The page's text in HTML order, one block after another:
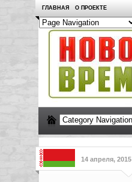
ГЛАВНАЯ О ПРОЕКТЕ
14 апреля, 2015